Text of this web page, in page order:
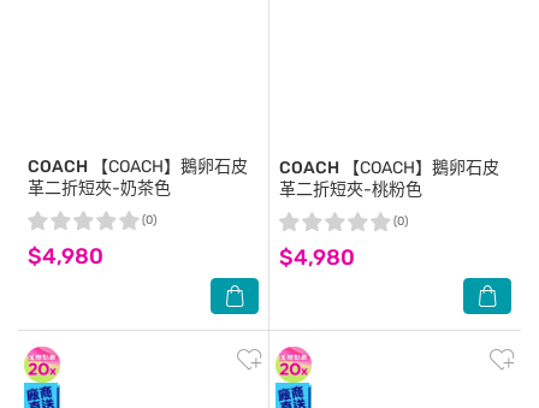
COACH 【COACH】鵝卵石皮
革二折短夾-奶茶色
$4,980
(0)
COACH 【COACH】鵝卵石皮
革二折短夾-桃粉色
$4,980
(0)